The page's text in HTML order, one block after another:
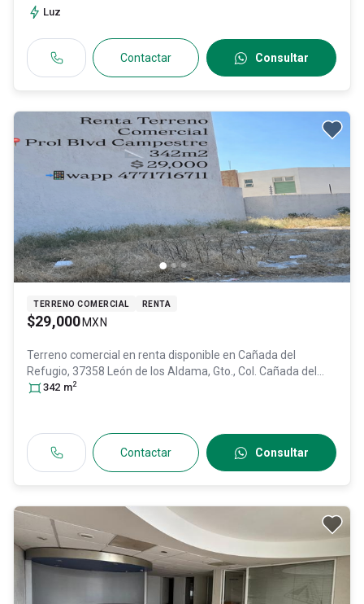
Luz
Contactar Consultar
TERRENO COMERCIAL RENTA
$29,000 MXN
Terreno comercial en renta disponible en Cañada del
Refugio, 37358 León de los Aldama, Gto., Col. Cañada del
Refugio,León
342 m2
Contactar Consultar